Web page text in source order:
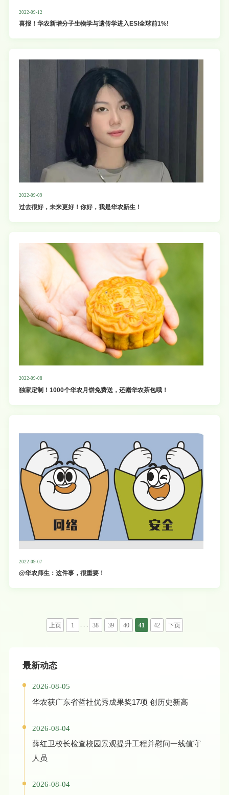
2022-09-12
喜报！华农新增分子生物学与遗传学进入ESI全球前1%!
2022-09-09
过去很好，未来更好！你好，我是华农新生！
2022-09-08
独家定制！1000个华农月饼免费送，还赠华农茶包哦！
2022-09-07
@华农师生：这件事，很重要！
上页 1 . . . 38 39 40 41 42 下页
最新动态
2026-08-05
华农获广东省哲社优秀成果奖17项 创历史新高
2026-08-04
薛红卫校长检查校园景观提升工程并慰问一线值守
人员
2026-08-04